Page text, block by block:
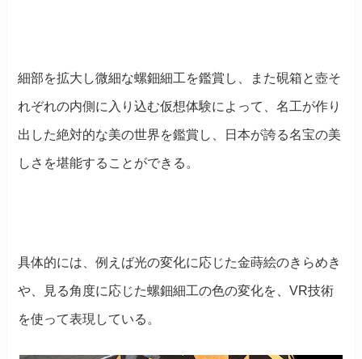
細部を拡大し微細な螺鈿細工を鑑賞し、また硯箱と壺そ
れぞれの内側に入り込む仮想体験によって、名工が作り
出した絶対的な美の世界を鑑賞し、日本が誇る名宝の美
しさを堪能することができる。
具体的には、例えば光の変化に応じた金蒔絵のきらめき
や、見る角度に応じた螺鈿細工の色の変化を、VR技術
を使って表現している。